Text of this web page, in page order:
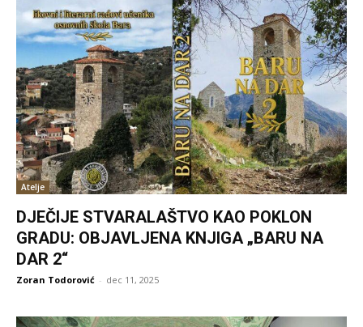
Atelje
DJEČIJE STVARALAŠTVO KAO POKLON
GRADU: OBJAVLJENA KNJIGA „BARU NA
DAR 2“
Zoran Todorović - dec 11, 2025